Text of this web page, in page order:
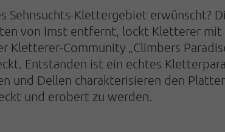
Sehnsuchts-Klettergebiet erwünscht?
von Imst entfernt, lockt Kletterer mit
Kletterer-Community „Climbers
Entstanden ist ein echtes
und Dellen charakterisieren den
und erobert zu werden.